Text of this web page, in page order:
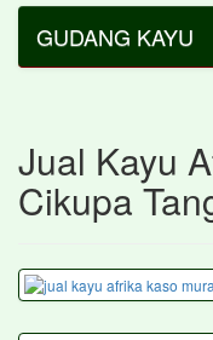
GUDANG KAYU
Jual Kayu
Cikupa